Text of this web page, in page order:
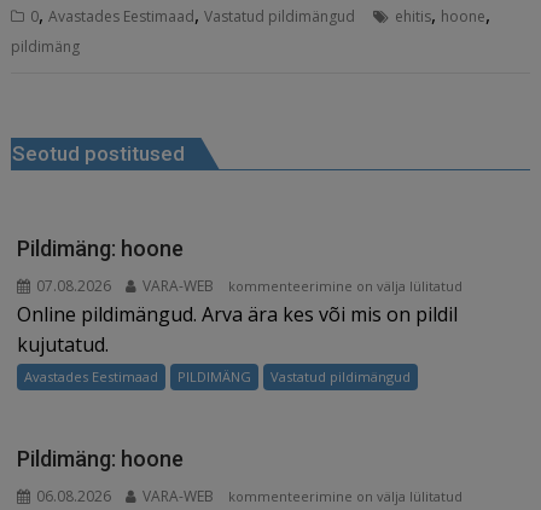
c
e
o
o
k
ai k
n
d te e r
s
0,Avastades Eestimaad,Vastatud pildimängud ehitis, hoone,
pildimäng
Seotud postitused
Pildimäng: hoone
07.08.2026 VARA-WEB
Pildimäng:
hoone
kommenteerimine on välja lülitatud
Online pildimängud. Arva ära kes või mis on pildil
kujutatud.
Avastades Eestimaad PILDIMÄNG Vastatud pildimängud
Pildimäng: hoone
06.08.2026 VARA-WEB
Pildimäng:
kommenteerimine on välja lülitatud